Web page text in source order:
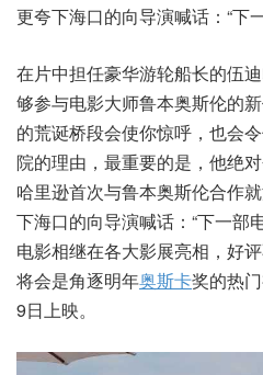
更夸下海口的向导演喊话：“下
在片中担任豪华游轮船长的伍
够参与电影大师鲁本奥斯伦的
的荒诞桥段会使你惊呼，也会
院的理由，最重要的是，他绝
哈里逊首次与鲁本奥斯伦合作
下海口的向导演喊话：“下一部
电影相继在各大影展亮相，好
将会是角逐明年奥斯卡奖的热
9日上映。